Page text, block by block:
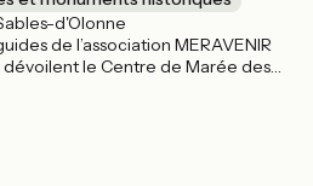
d'Olonne
de l’association MERAVENIR
dévoilent le Centre de Marée des